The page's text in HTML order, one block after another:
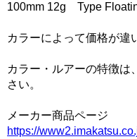
100mm 12g Type
カラーによって価格が違
カラー・ルアーの特徴は
さい。
メーカー商品ページ
https://